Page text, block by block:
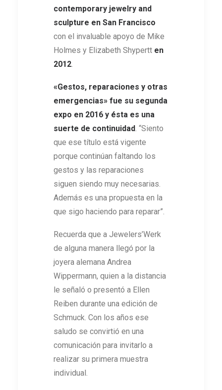
contemporary jewelry and
sculpture en San Francisco
con el invaluable apoyo de Mike
Holmes y Elizabeth Shypertt en
2012.
«Gestos, reparaciones y otras
emergencias» fue su segunda
expo en 2016 y ésta es una
suerte de continuidad. “Siento
que ese título está vigente
porque continúan faltando los
gestos y las reparaciones
siguen siendo muy necesarias.
Además es una propuesta en la
que sigo haciendo para reparar”.
Recuerda que a Jewelers’Werk
de alguna manera llegó por la
joyera alemana Andrea
Wippermann, quien a la distancia
le señaló o presentó a Ellen
Reiben durante una edición de
Schmuck. Con los años ese
saludo se convirtió en una
comunicación para invitarlo a
realizar su primera muestra
individual.